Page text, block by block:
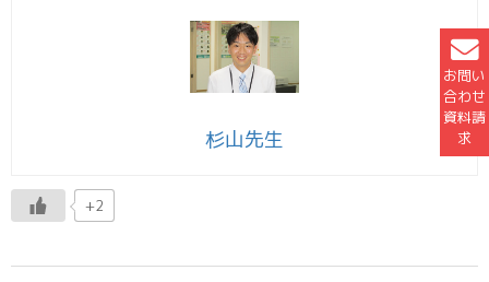
お問い
合わせ
資料請
求
杉山先生
+2